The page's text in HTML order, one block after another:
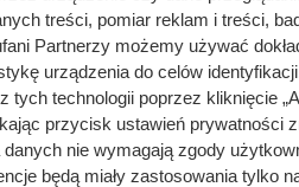
ścian – wystarczy jedno
uniknąć sytuacji, w której
treści, pomiar reklam i treści,
Partnerzy możemy używać
urządzenia do celów
tych technologii poprzez kliknięcie
przycisk ustawień prywatności
danych nie wymagają zgody
będą miały zastosowania tylko